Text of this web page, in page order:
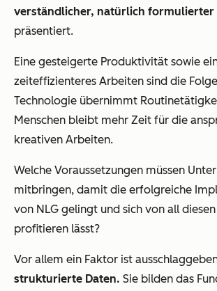
verständlicher, natürlich formulierter
präsentiert.
Eine gesteigerte Produktivität sowie
zeiteffizienteres Arbeiten sind die
Technologie übernimmt
Menschen bleibt mehr Zeit für die
kreativen Arbeiten.
Welche Voraussetzungen müssen
mitbringen, damit die erfolgreiche
von NLG gelingt und sich von all
profitieren lässt?
Vor allem ein Faktor ist
strukturierte Daten. Sie bilden das